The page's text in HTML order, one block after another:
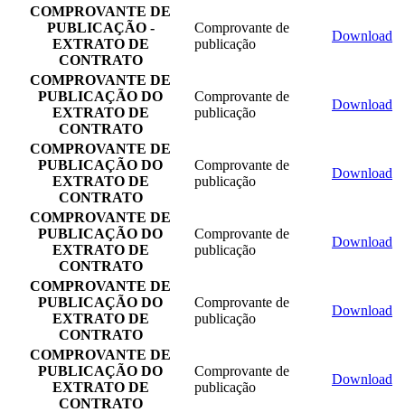
COMPROVANTE DE
PUBLICAÇÃO -
EXTRATO DE
CONTRATO
Comprovante de
publicação
Download
COMPROVANTE DE
PUBLICAÇÃO DO
EXTRATO DE
CONTRATO
Comprovante de
publicação
Download
COMPROVANTE DE
PUBLICAÇÃO DO
EXTRATO DE
CONTRATO
Comprovante de
publicação
Download
COMPROVANTE DE
PUBLICAÇÃO DO
EXTRATO DE
CONTRATO
Comprovante de
publicação
Download
COMPROVANTE DE
PUBLICAÇÃO DO
EXTRATO DE
CONTRATO
Comprovante de
publicação
Download
COMPROVANTE DE
PUBLICAÇÃO DO
EXTRATO DE
CONTRATO
Comprovante de
publicação
Download